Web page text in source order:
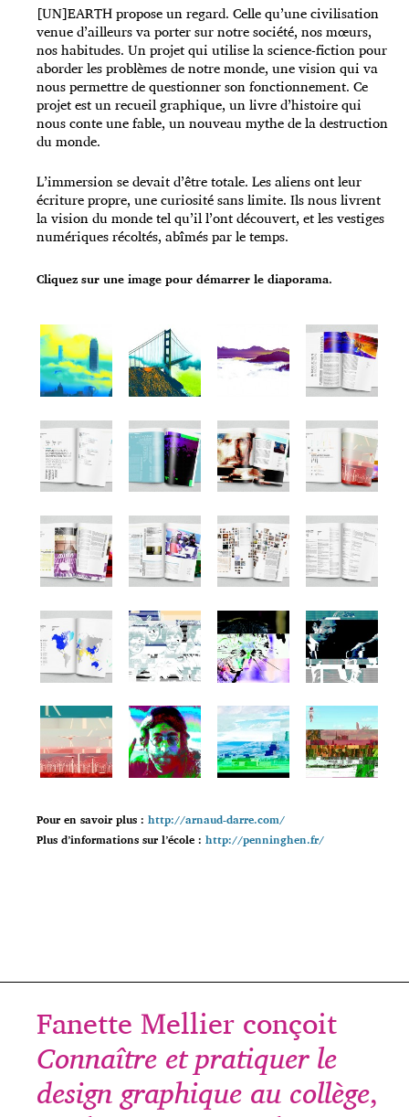
[UN]EARTH propose un regard. Celle qu’une civilisation
venue d’ailleurs va porter sur notre société, nos mœurs,
nos habitudes. Un projet qui utilise la science-fiction pour
aborder les problèmes de notre monde, une vision qui va
nous permettre de questionner son fonctionnement. Ce
projet est un recueil graphique, un livre d’histoire qui
nous conte une fable, un nouveau mythe de la destruction
du monde.
L’immersion se devait d’être totale. Les aliens ont leur
écriture propre, une curiosité sans limite. Ils nous livrent
la vision du monde tel qu’il l’ont découvert, et les vestiges
numériques récoltés, abîmés par le temps.
Cliquez sur une image pour démarrer le diaporama.
Pour en savoir plus : http://arnaud-darre.com/
Plus d’informations sur l’école : http://penninghen.fr/
Fanette Mellier conçoit
Connaître et pratiquer le
design graphique au collège,